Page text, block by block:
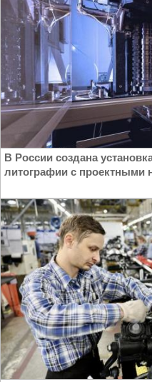
В России создана
литографии с проектными